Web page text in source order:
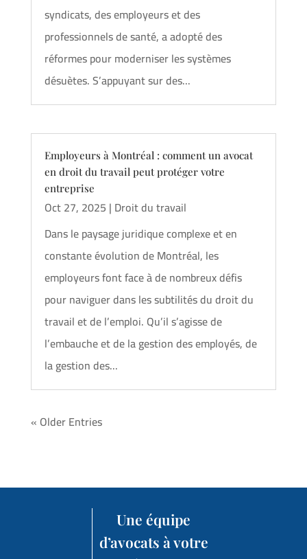
syndicats, des employeurs et des
professionnels de santé, a adopté des
réformes pour moderniser les systèmes
désuètes. S’appuyant sur des...
Employeurs à Montréal : comment un avocat
en droit du travail peut protéger votre
entreprise
Oct 27, 2025 | Droit du travail
Dans le paysage juridique complexe et en
constante évolution de Montréal, les
employeurs font face à de nombreux défis
pour naviguer dans les subtilités du droit du
travail et de l’emploi. Qu’il s’agisse de
l’embauche et de la gestion des employés, de
la gestion des...
« Older Entries
Une équipe
d’avocats à votre